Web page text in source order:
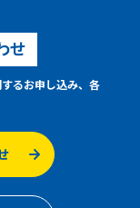
せ
るお申し込み、各